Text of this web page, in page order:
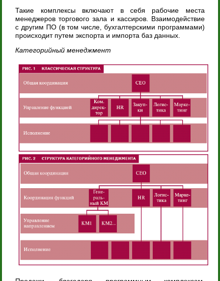
Такие комплексы включают в себя рабочие места
менеджеров торгового зала и кассиров. Взаимодействие
с другим ПО (в том числе, бухгалтерскими программами)
происходит путем экспорта и импорта баз данных.
Категорийный менеджмент